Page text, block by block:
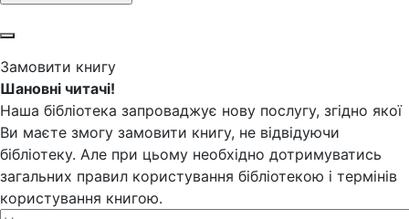
Замовити книгу
Шановні читачі!
Наша бібліотека запроваджує нову послугу, згідно якої
Ви маєте змогу замовити книгу, не відвідуючи
бібліотеку. Але при цьому необхідно дотримуватись
загальних правил користування бібліотекою і термінів
користування книгою.